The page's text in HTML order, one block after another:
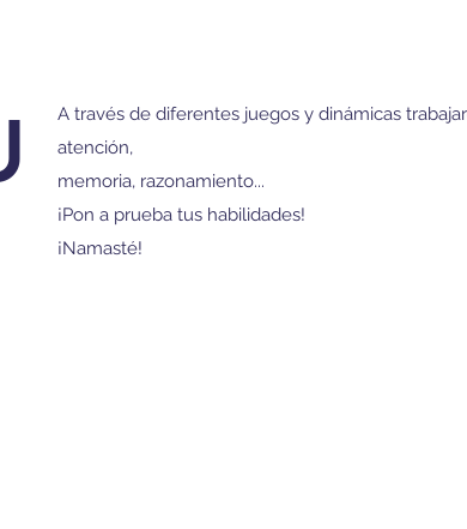
A través de diferentes juegos y dinámicas
atención,
memoria, razonamiento...
¡Pon a prueba tus habilidades!
¡Namasté!